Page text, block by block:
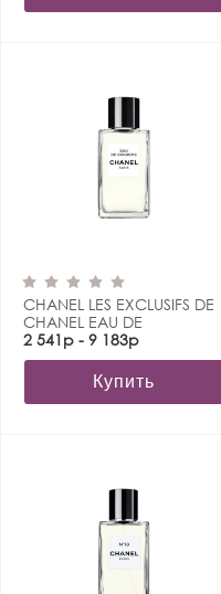
CHANEL LES EXCLUSIFS DE
CHANEL EAU DE
COLOGNE
2 541р - 9 183р
Купить